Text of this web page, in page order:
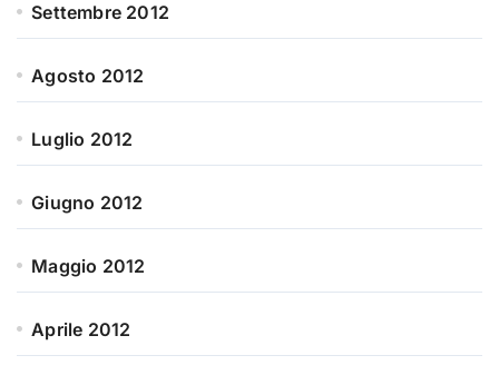
Settembre 2012
Agosto 2012
Luglio 2012
Giugno 2012
Maggio 2012
Aprile 2012